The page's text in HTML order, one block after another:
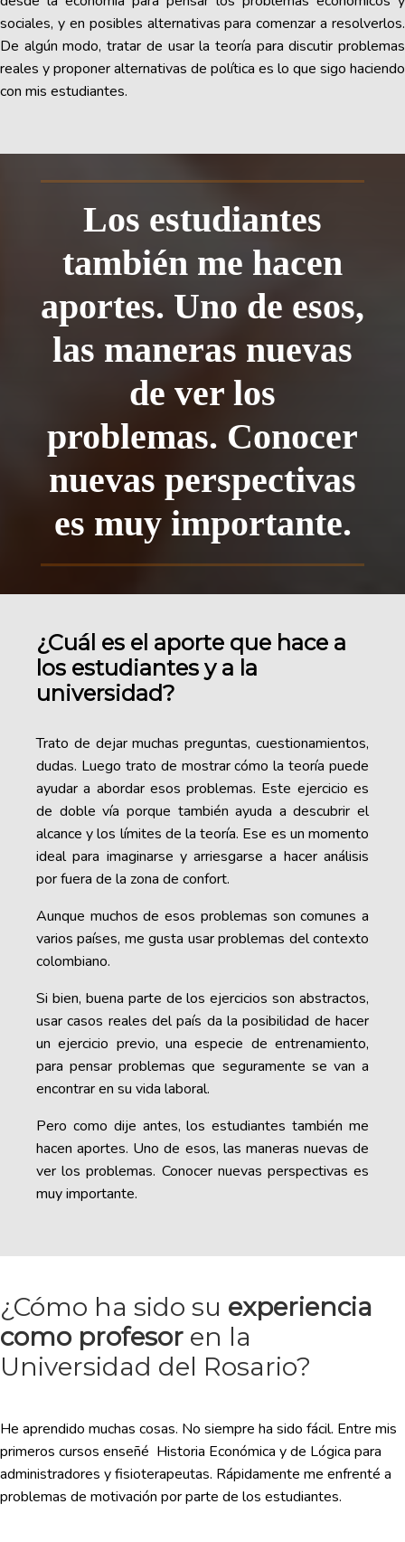
sociales, y en posibles alternativas para comenzar a resolverlos.
De algún modo, tratar de usar la teoría para discutir problemas
reales y proponer alternativas de política es lo que sigo haciendo
con mis estudiantes.
Los estudiantes
también me hacen
aportes. Uno de esos,
las maneras nuevas
de ver los
problemas. Conocer
nuevas perspectivas
es muy importante.
¿Cuál es el aporte que hace a
los estudiantes y a la
universidad?
Trato de dejar muchas preguntas, cuestionamientos,
dudas. Luego trato de mostrar cómo la teoría puede
ayudar a abordar esos problemas. Este ejercicio es
de doble vía porque también ayuda a descubrir el
alcance y los límites de la teoría. Ese es un momento
ideal para imaginarse y arriesgarse a hacer análisis
por fuera de la zona de confort.
Aunque muchos de esos problemas son comunes a
varios países, me gusta usar problemas del contexto
colombiano.
Si bien, buena parte de los ejercicios son abstractos,
usar casos reales del país da la posibilidad de hacer
un ejercicio previo, una especie de entrenamiento,
para pensar problemas que seguramente se van a
encontrar en su vida laboral.
Pero como dije antes, los estudiantes también me
hacen aportes. Uno de esos, las maneras nuevas de
ver los problemas. Conocer nuevas perspectivas es
muy importante.
¿Cómo ha sido su experiencia
como profesor en la
Universidad del Rosario?
He aprendido muchas cosas. No siempre ha sido fácil. Entre mis
primeros cursos enseñé Historia Económica y de Lógica para
administradores y fisioterapeutas. Rápidamente me enfrenté a
problemas de motivación por parte de los estudiantes.